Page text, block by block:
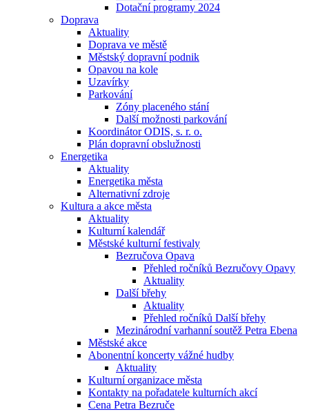
Dotační programy 2024
Doprava
Aktuality
Doprava ve městě
Městský dopravní podnik
Opavou na kole
Uzavírky
Parkování
Zóny placeného stání
Další možnosti parkování
Koordinátor ODIS, s. r. o.
Plán dopravní obslužnosti
Energetika
Aktuality
Energetika města
Alternativní zdroje
Kultura a akce města
Aktuality
Kulturní kalendář
Městské kulturní festivaly
Bezručova Opava
Přehled ročníků Bezručovy Opavy
Aktuality
Další břehy
Aktuality
Přehled ročníků Další břehy
Mezinárodní varhanní soutěž Petra Ebena
Městské akce
Abonentní koncerty vážné hudby
Aktuality
Kulturní organizace města
Kontakty na pořadatele kulturních akcí
Cena Petra Bezruče